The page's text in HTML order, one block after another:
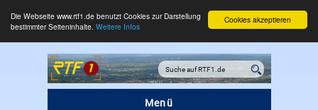
Cookies akzeptieren
Die Webseite www.rtf1.de benutzt Cookies zur Darstellung
bestimmter Seiteninhalte. Weitere Infos
Menü